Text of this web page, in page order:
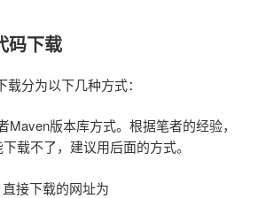
码下载
载分为以下几种方式：
Maven版本库方式。根据笔者的经验，
载不了，建议用后面的方式。
接下载的网址为